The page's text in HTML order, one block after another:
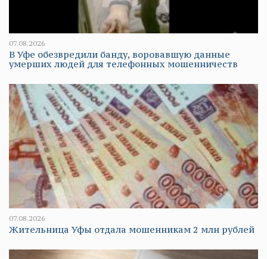
07.08.2026
В Уфе обезвредили банду, воровавшую данные
умерших людей для телефонных мошенничеств
07.08.2026
Жительница Уфы отдала мошенникам 2 млн рублей